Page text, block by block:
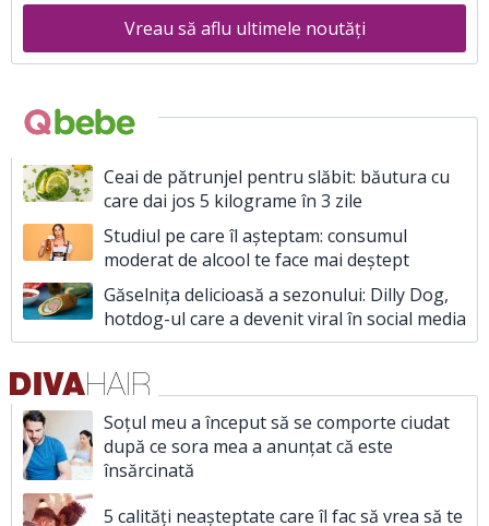
Vreau să aflu ultimele noutăți
Ceai de pătrunjel pentru slăbit: băutura cu
care dai jos 5 kilograme în 3 zile
Studiul pe care îl așteptam: consumul
moderat de alcool te face mai deștept
Găselnița delicioasă a sezonului: Dilly Dog,
hotdog-ul care a devenit viral în social media
Soțul meu a început să se comporte ciudat
după ce sora mea a anunțat că este
însărcinată
5 calități neașteptate care îl fac să vrea să te